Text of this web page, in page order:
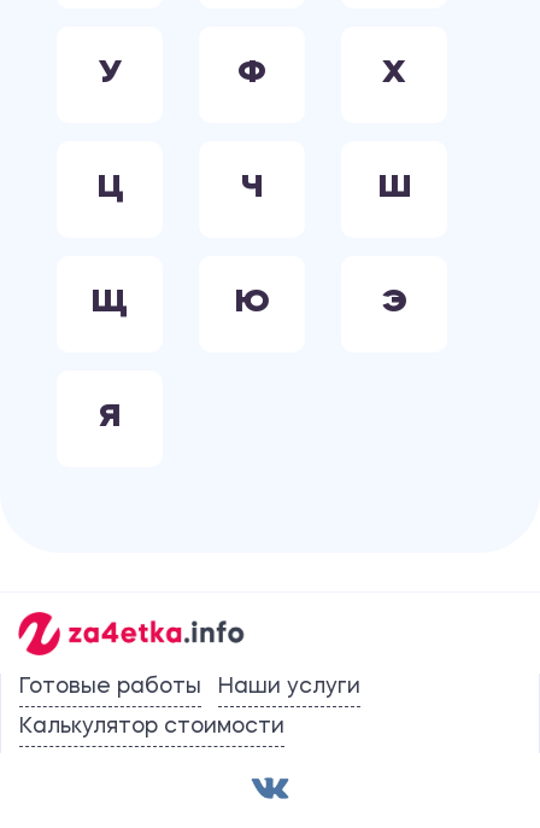
У Ф Х
Ц Ч Ш
Щ Ю Э
Я
Готовые работы
Наши услуги
Калькулятор стоимости